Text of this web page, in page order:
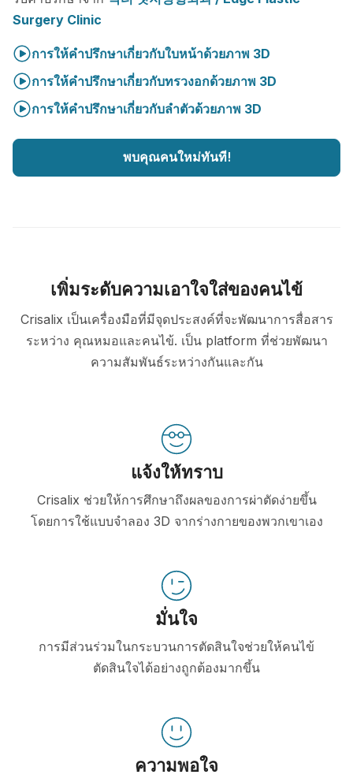
Surgery Clinic
การให้คำปรึกษาเกี่ยวกับใบหน้าด้วยภาพ 3D
การให้คำปรึกษาเกี่ยวกับทรวงอกด้วยภาพ 3D
การให้คำปรึกษาเกี่ยวกับลำตัวด้วยภาพ 3D
พบคุณคนใหม่ทันที!
เพิ่มระดับความเอาใจใส่ของคนไข้
Crisalix เป็นเครื่องมือที่มีจุดประสงค์ที่จะพัฒนาการสื่อสาร
ระหว่าง คุณหมอและคนไข้. เป็น platform ที่ช่วยพัฒนา
ความสัมพันธ์ระหว่างกันและกัน
แจ้งให้ทราบ
Crisalix ช่วยให้การศึกษาถึงผลของการผ่าตัดง่ายขึ้น
โดยการใช้แบบจำลอง 3D จากร่างกายของพวกเขาเอง
มั่นใจ
การมีส่วนร่วมในกระบวนการตัดสินใจช่วยให้คนไข้
ตัดสินใจได้อย่างถูกต้องมากขึ้น
ความพอใจ